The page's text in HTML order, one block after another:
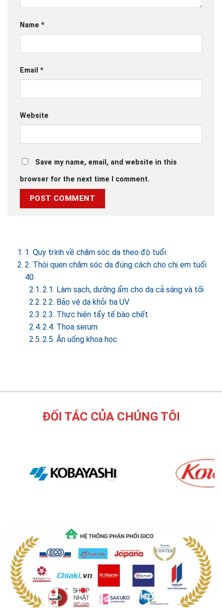
Name *
Email *
Website
Save my name, email, and website in this
browser for the next time I comment.
1. Quy trình về chăm sóc da theo độ tuổi
2. Thói quen chăm sóc da đúng cách cho chị em tuổi
40
2.1. Làm sạch, dưỡng ẩm cho da cả sáng và tối
2.2. Bảo vệ da khỏi tia UV
2.3. Thực hiện tẩy tế bào chết
2.4. Thoa serum
2.5. Ăn uống khoa học
ĐỐI TÁC CỦA CHÚNG TÔI